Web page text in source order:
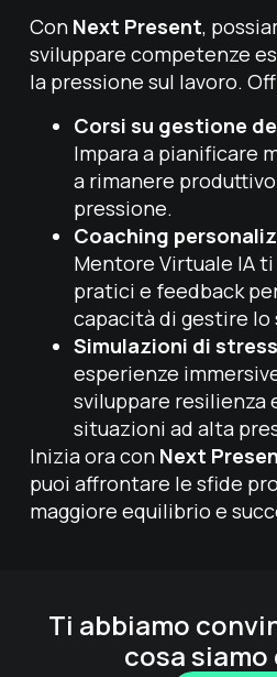
Con Next Present,
sviluppare competenze
la pressione sul lavoro.
Corsi su gestione
Impara a pianificare
a rimanere
pressione.
Coaching
Mentore Virtuale IA
pratici e feedback
capacità di gestire lo
Simulazioni di
esperienze
sviluppare resilienza
situazioni ad alta
Inizia ora con Next
puoi affrontare le sfide
maggiore equilibrio e
Ti abbiamo
cosa